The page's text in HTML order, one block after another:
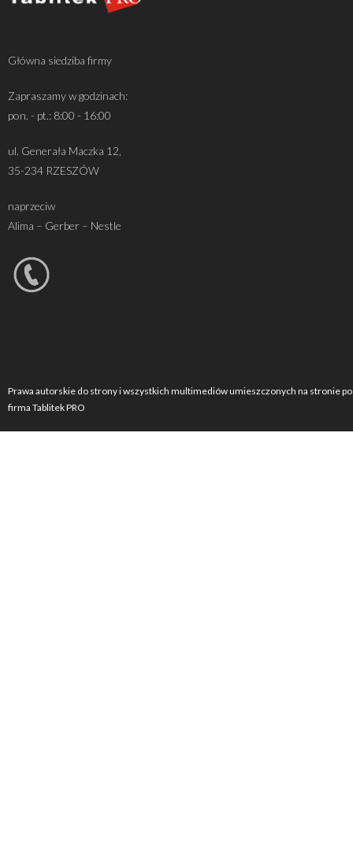
Główna siedziba firmy
Zapraszamy w godzinach:
pon. - pt.: 8:00 - 16:00
ul. Generała Maczka 12,
35-234 RZESZÓW
naprzeciw
Alima – Gerber – Nestle
Prawa autorskie do strony i wszystkich multimediów umieszczonych na stronie
firma Tablitek PRO